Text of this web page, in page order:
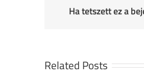
Ha tetszett ez a
Related Posts